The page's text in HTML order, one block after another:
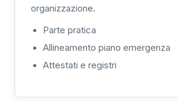
organizzazione.
Parte pratica
Allineamento piano emergenza
Attestati e registri